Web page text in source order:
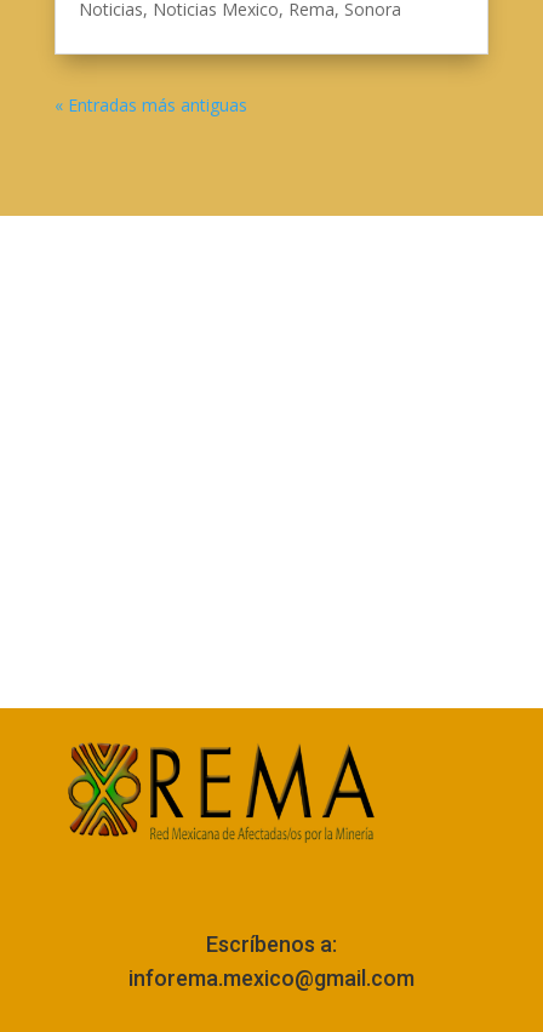
Noticias, Noticias Mexico, Rema, Sonora
« Entradas más antiguas
Escríbenos a:
inforema.mexico@gmail.com